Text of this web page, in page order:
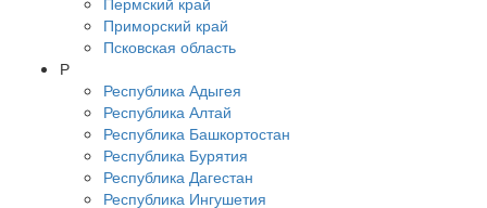
Приморский край
Псковская область
Р
Республика Адыгея
Республика Алтай
Республика Башкортостан
Республика Бурятия
Республика Дагестан
Республика Ингушетия